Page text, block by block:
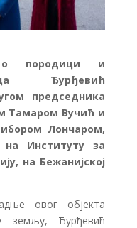
породици и
Ђурђевић
председника
Тамаром Вучић и
Лончаром,
Институту за
на Бежанијској
овог објекта
земљу, Ђурђевић